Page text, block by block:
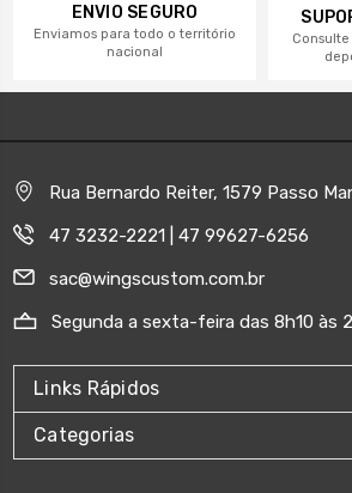
ENVIO SEGURO
Enviamos para todo o território
nacional
Rua Bernardo Reiter, 1579 Passo
47 3232-2221 | 47 99627-6256
sac@wingscustom.com.br
Segunda a sexta-feira das 8h10 às
Links Rápidos
Categorias